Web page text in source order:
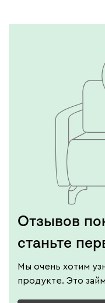
Отзывов
станьте
Мы очень хотим
продукте. Это